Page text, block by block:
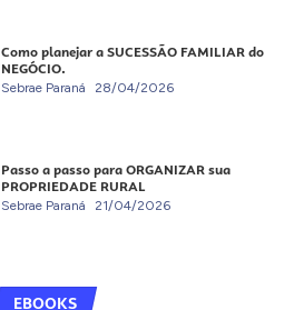
Como planejar a SUCESSÃO FAMILIAR do
NEGÓCIO.
Sebrae Paraná 28/04/2026
Passo a passo para ORGANIZAR sua
PROPRIEDADE RURAL
Sebrae Paraná 21/04/2026
EBOOKS